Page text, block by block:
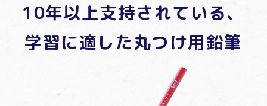
10年以上支持されている、
学習に適した丸つけ用鉛筆